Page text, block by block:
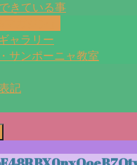
きている事
ャラリー
サンポーニャ教室
記